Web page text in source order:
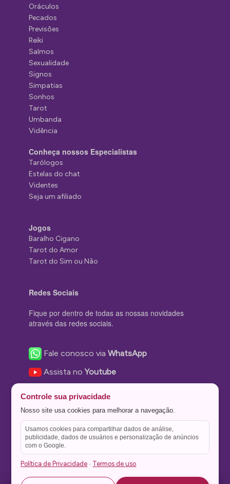
Oráculos
Pecados
Previsões
Reiki
Salmos
Sexualidade
Signos
Simpatias
Sonhos
Tarot
Umbanda
Vidência
Conheça nossos Especialistas
Tarólogos
Estelas do chat
Videntes
Seja um afiliado
Jogos
Baralho Cigano
Tarot do Amor
Tarot do Sim ou Não
Redes Sociais
Fique por dentro de todas as nossas novidades
através das redes sociais.
Fale conosco viaWhatsApp
Assista noYoutube
Nos siga no Instagram
Nos siga noTwitter
Salve no
Controle sua privacidade
Nosso site usa cookies para melhorar a navegação.
Usamos cookies para compartilhar dados de análise,
publicidade, dados de usuários e personalização de anúncios
com o Google.
Política de Privacidade · Termos de uso